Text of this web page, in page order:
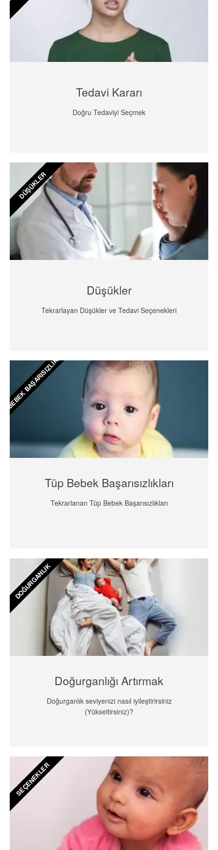
Tedavi Kararı
Doğru Tedaviyi Seçmek
Düşükler
Tekrarlayan Düşükler ve Tedavi Seçenekleri
DÜŞÜKLER
Tüp Bebek Başarısızlıkları
Tekrarlanan Tüp Bebek Başarısızlıkları
BAŞARISIZLIKLARI
Doğurganlığı Artırmak
Doğurganlık seviyenizi nasıl iyileştirirsiniz
(Yükseltirsiniz)?
DOĞURGANLIK
SEÇENEKLER